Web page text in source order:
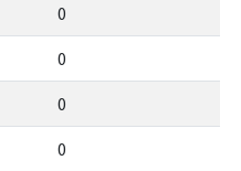
0
0
0
0